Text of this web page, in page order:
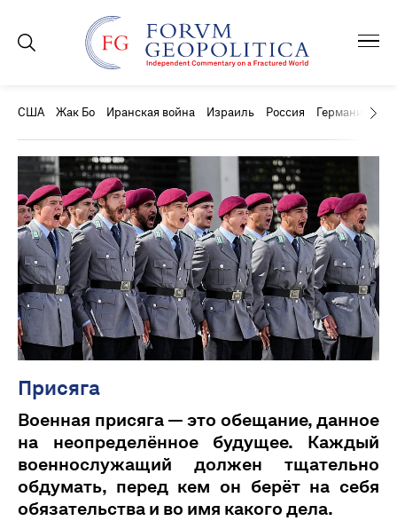
США Жак Бо Иранская война Израиль Россия Германия
Присяга
Военная присяга — это обещание, данное
на неопределённое будущее. Каждый
военнослужащий должен тщательно
обдумать, перед кем он берёт на себя
обязательства и во имя какого дела.